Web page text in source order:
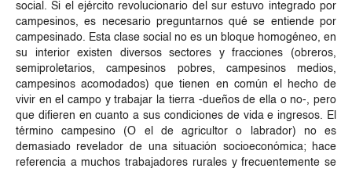
social. Si el ejército revolucionario del sur estuvo integrado por
campesinos, es necesario preguntarnos qué se entiende por
campesinado. Esta clase social no es un bloque homogéneo, en
su interior existen diversos sectores y fracciones (obreros,
semiproletarios, campesinos pobres, campesinos medios,
campesinos acomodados) que tienen en común el hecho de
vivir en el campo y trabajar la tierra -dueños de ella o no-, pero
que difieren en cuanto a sus condiciones de vida e ingresos. El
término campesino (O el de agricultor o labrador) no es
demasiado revelador de una situación socioeconómica; hace
referencia a muchos trabajadores rurales y frecuentemente se